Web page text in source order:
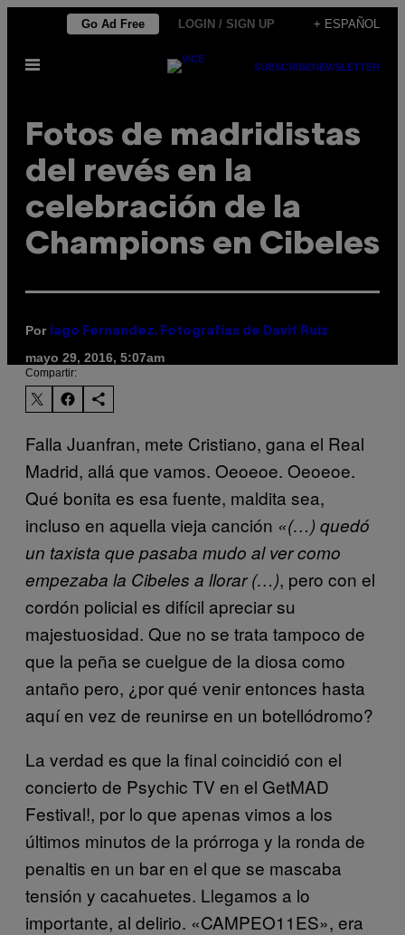
contenido
Go Ad Free LOGIN / SIGN UP + ESPAÑOL
Abrir
SUBSCRIBENEWSLETTER
Fotos de madridistas
del revés en la
celebración de la
Champions en Cibeles
Por Iago Fernandez. Fotografías de Davit Ruiz
mayo 29, 2016, 5:07am
Compartir:
Falla Juanfran, mete Cristiano, gana el Real
Madrid, allá que vamos. Oeoeoe. Oeoeoe.
Qué bonita es esa fuente, maldita sea,
incluso en aquella vieja canción «(…) quedó
un taxista que pasaba mudo al ver como
empezaba la Cibeles a llorar(…), pero con el
cordón policial es difícil apreciar su
majestuosidad. Que no se trata tampoco de
que la peña se cuelgue de la diosa como
antaño pero, ¿por qué venir entonces hasta
aquí en vez de reunirse en un botellódromo?
La verdad es que la final coincidió con el
concierto de Psychic TV en el GetMAD
Festival!, por lo que apenas vimos a los
últimos minutos de la prórroga y la ronda de
penaltis en un bar en el que se mascaba
tensión y cacahuetes. Llegamos a lo
importante, al delirio. «CAMPEO11ES», era